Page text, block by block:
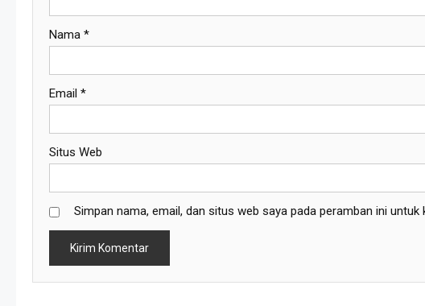
Nama *
Email *
Situs Web
Simpan nama, email, dan situs web saya pada peramban ini